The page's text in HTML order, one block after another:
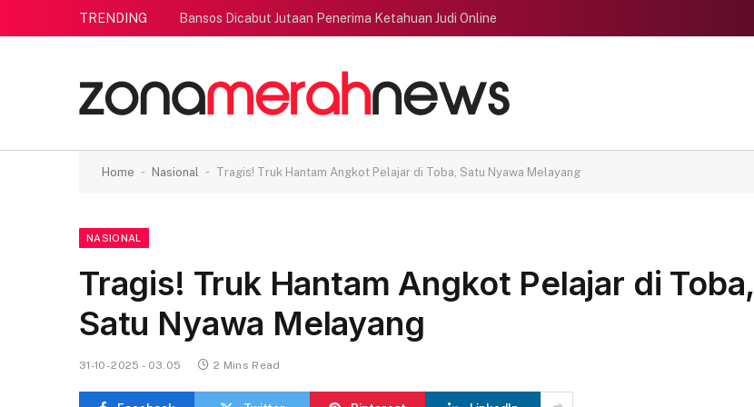
TRENDING Bansos Dicabut Jutaan Penerima Ketahuan Judi Online
Home - Nasional - Tragis! Truk Hantam Angkot Pelajar di Toba, Satu Nyawa Melayang
NASIONAL
Tragis! Truk Hantam Angkot Pelajar di Toba,
Satu Nyawa Melayang
31-10-2025 - 03.05 2 Mins Read